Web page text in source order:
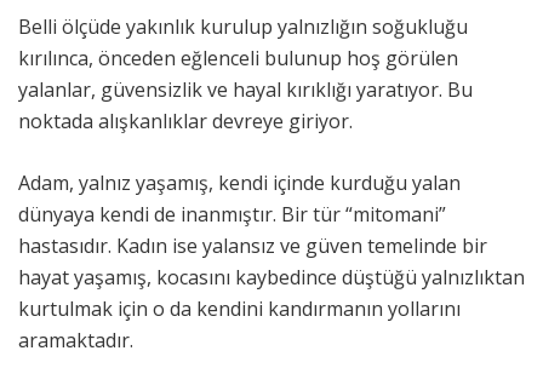
Belli ölçüde yakınlık kurulup yalnızlığın soğukluğu
kırılınca, önceden eğlenceli bulunup hoş görülen
yalanlar, güvensizlik ve hayal kırıklığı yaratıyor. Bu
noktada alışkanlıklar devreye giriyor.
Adam, yalnız yaşamış, kendi içinde kurduğu yalan
dünyaya kendi de inanmıştır. Bir tür “mitomani”
hastasıdır. Kadın ise yalansız ve güven temelinde bir
hayat yaşamış, kocasını kaybedince düştüğü yalnızlıktan
kurtulmak için o da kendini kandırmanın yollarını
aramaktadır.